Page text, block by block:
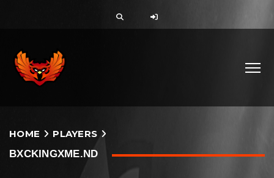
HOME
PLAYERS
BXCKINGXME.ND